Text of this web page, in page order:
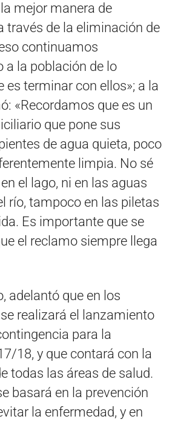
mejor manera de
través de la eliminación de
continuamos
a la población de lo
es terminar con ellos»; a la
«Recordamos que es un
que pone sus
de agua quieta, poco
limpia. No sé
el lago, ni en las aguas
río, tampoco en las piletas
Es importante que se
el reclamo siempre llega
adelantó que en los
realizará el lanzamiento
para la
18, y que contará con la
todas las áreas de salud.
basará en la prevención
la enfermedad, y en